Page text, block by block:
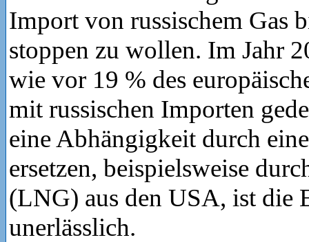
Import von russischem Gas
stoppen zu wollen. Im Jahr
wie vor 19 % des
mit russischen Importen
eine Abhängigkeit durch
ersetzen, beispielsweise
(LNG) aus den USA, ist die
unerlässlich.